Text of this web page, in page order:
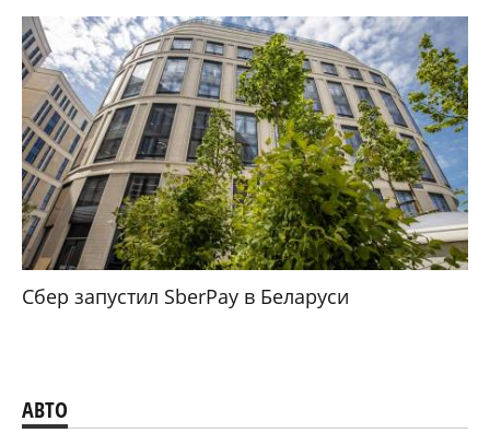
Сбер запустил SberPay в Беларуси
АВТО